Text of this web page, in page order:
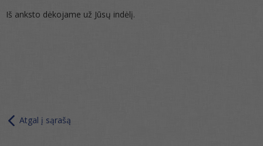
Iš anksto dėkojame už Jūsų indėlį.
Atgal į sąrašą